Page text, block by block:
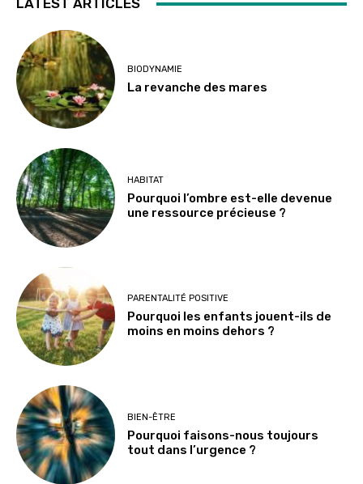
LATEST ARTICLES
BIODYNAMIE
La revanche des mares
HABITAT
Pourquoi l’ombre est-elle devenue
une ressource précieuse ?
PARENTALITÉ POSITIVE
Pourquoi les enfants jouent-ils de
moins en moins dehors ?
BIEN-ÊTRE
Pourquoi faisons-nous toujours
tout dans l’urgence ?